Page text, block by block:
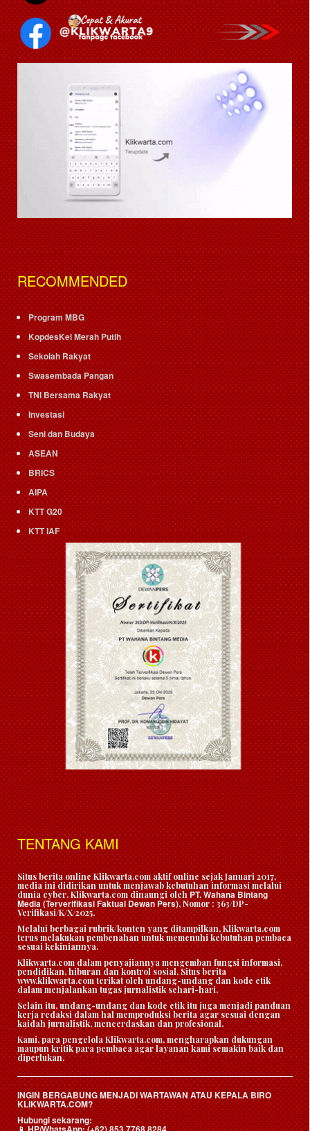
RECOMMENDED
Program MBG
KopdesKel Merah Putih
Sekolah Rakyat
Swasembada Pangan
TNI Bersama Rakyat
Investasi
Seni dan Budaya
ASEAN
BRICS
AIPA
KTT G20
KTT IAF
TENTANG KAMI
Situs berita online Klikwarta.com aktif online sejak Januari 2017,
media ini didirikan untuk menjawab kebutuhan informasi melalui
dunia cyber. Klikwarta.com dinaungi oleh PT. Wahana Bintang
Media (Terverifikasi Faktual Dewan Pers), Nomor : 363/DP-
Verifikasi/K/X/2025.
Melalui berbagai rubrik/konten yang ditampilkan, Klikwarta.com
terus melakukan pembenahan untuk memenuhi kebutuhan pembaca
sesuai kekiniannya.
Klikwarta.com dalam penyajiannya mengemban fungsi informasi,
pendidikan, hiburan dan kontrol sosial. Situs berita
www.klikwarta.com terikat oleh undang-undang dan kode etik
dalam menjalankan tugas jurnalistik sehari-hari.
Selain itu, undang-undang dan kode etik itu juga menjadi panduan
kerja redaksi dalam hal memproduksi berita agar sesuai dengan
kaidah jurnalistik, mencerdaskan dan profesional.
Kami, para pengelola Klikwarta.com, mengharapkan dukungan
maupun kritik para pembaca agar layanan kami semakin baik dan
diperlukan.
INGIN BERGABUNG MENJADI WARTAWAN ATAU KEPALA BIRO
KLIKWARTA.COM?
Hubungi sekarang:
📱